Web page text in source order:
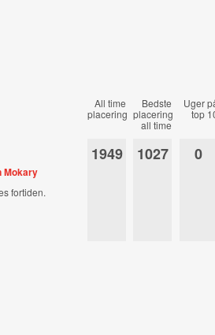
All time
placering
Bedste
placering
all time
Uger
top
Mokary
fortiden.
1949 1027 0